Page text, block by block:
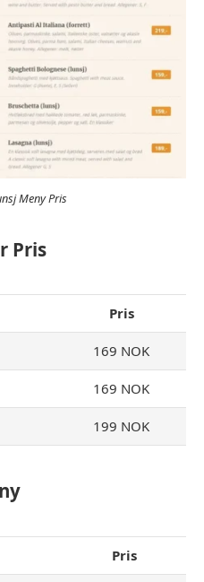
Meny Pris
Pris
Pris
169 NOK
169 NOK
199 NOK
Pris